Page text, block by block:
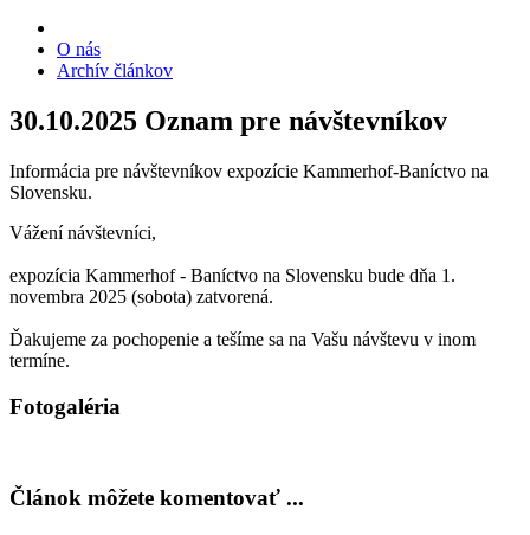
O nás
Archív článkov
30.10.2025 Oznam pre návštevníkov
Informácia pre návštevníkov expozície Kammerhof-Baníctvo na
Slovensku.
Vážení návštevníci,
expozícia Kammerhof - Baníctvo na Slovensku bude dňa 1.
novembra 2025 (sobota) zatvorená.
Ďakujeme za pochopenie a tešíme sa na Vašu návštevu v inom
termíne.
Fotogaléria
Článok môžete komentovať ...